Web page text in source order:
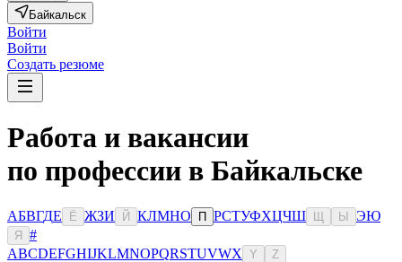
Байкальск
Войти
Войти
Создать резюме
Работа и вакансии
по профессии в Байкальске
АБВГДЕ Ё ЖЗИ Й КЛМНО П РСТУФХЦЧШ Ы ЭЮ
Я
#
ABCDEFGHIJKLMNOPQRSTUVWX Y Z